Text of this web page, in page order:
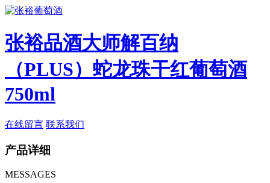
张裕品酒大师解百纳
（PLUS）蛇龙珠干红葡萄酒
750ml
在线留言 联系我们
产品详细
MESSAGES